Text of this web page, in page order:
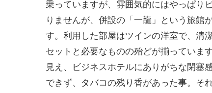
乗っていますが、雰囲気的にはやっぱり
りませんが、併設の「一龍」という旅館
す。利用した部屋はツインの洋室で、清
セットと必要なものの殆どが揃っていま
見え、ビジネスホテルにありがちな閉塞
できず、タバコの残り香があった事。そ